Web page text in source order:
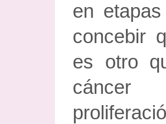
en
concebir
es otro
cáncer